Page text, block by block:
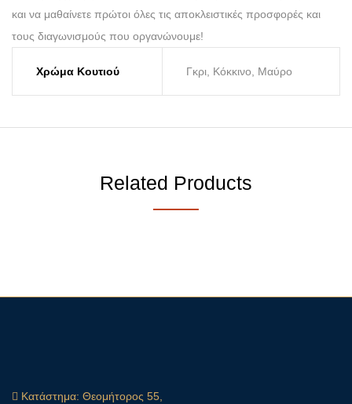
και να μαθαίνετε πρώτοι όλες τις αποκλειστικές προσφορές και
τους διαγωνισμούς που οργανώνουμε!
Χρώμα Κουτιού Γκρι, Κόκκινο, Μαύρο
Related Products
Κατάστημα: Θεομήτορος 55,